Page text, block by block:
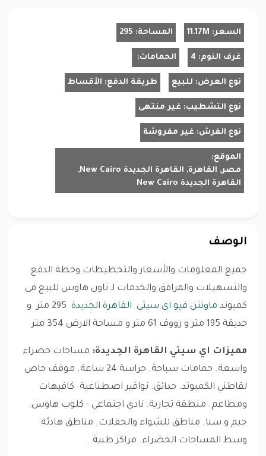
السعر: 11.17M المساحة: 295
غرف النوم: 4 الحمامات:
نوع العرض: للبيع طريقة الدفع: الأقساط
نوع التشطيب: غير منتهى
نوع الفرش: غير مفروشة
الموقع:
مصر, القاهرة, القاهرة الجديدة New Cairo,
القاهرة الجديدة New Cairo
الوصف
جميع المعلومات والأسعار والتخطيطات وخطة الدفع
والتسهيلات والمرافق والخدمات لـ تاون هاوس للبيع فى
كمبوند ماونتن فيو اى سيتى القاهرة الجديدة
متر و
حديقة 195 متر و رووف 61 متر و مساحة الارض 354 متر
مميزات اي سيتي القاهرة الجديدة: مساحات خضراء
واسعة. حمامات سباحة. حراسة 24 ساعة. موقف خاص
لقاطني الكمبوند. حدائق. نوافير اصطناعية. كافيهات
ومطاعم. منطقة تجارية. نادي اجتماعي - كلوب هاوس.
جيم و سبا. مناطق للشواء والحفلات. مناطق هادئة
وسط المساحات الخضراء. مراكز طبية..